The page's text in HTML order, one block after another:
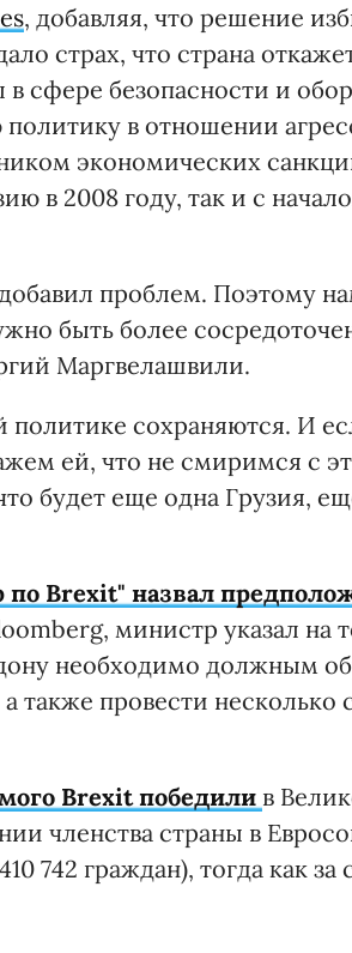
, добавляя, что решение
страх, что страна
сфере безопасности и
в отношении
экономических
в 2008 году, так и с
проблем. Поэтому
быть более
Маргвелашвили.
сохраняются. И
ей, что не смиримся с
будет еще одна Грузия,
по Brexit" назвал
министр указал на
необходимо должным
также провести несколько
Brexit победили в
членства страны в
410 742 граждан), тогда как